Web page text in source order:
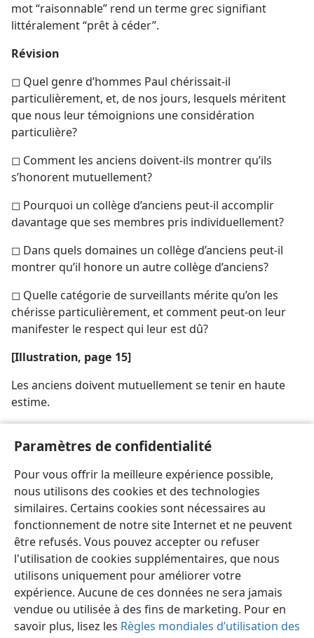
Paramètres de confidentialité
Pour vous offrir la meilleure expérience possible,
nous utilisons des cookies et des technologies
similaires. Certains cookies sont nécessaires au
fonctionnement de notre site Internet et ne peuvent
être refusés. Vous pouvez accepter ou refuser
l'utilisation de cookies supplémentaires, que nous
utilisons uniquement pour améliorer votre
expérience. Aucune de ces données ne sera jamais
vendue ou utilisée à des fins de marketing. Pour en
savoir plus, lisez les Règles mondiales d’utilisation des
mot “raisonnable” rend un terme grec signifiant
littéralement “prêt à céder”.
Révision
◻ Quel genre d’hommes Paul chérissait-il
particulièrement, et, de nos jours, lesquels méritent
que nous leur témoignions une considération
particulière?
◻ Comment les anciens doivent-ils montrer qu’ils
s’honorent mutuellement?
◻ Pourquoi un collège d’anciens peut-il accomplir
davantage que ses membres pris individuellement?
◻ Dans quels domaines un collège d’anciens peut-il
montrer qu’il honore un autre collège d’anciens?
◻ Quelle catégorie de surveillants mérite qu’on les
chérisse particulièrement, et comment peut-on leur
manifester le respect qui leur est dû?
[Illustration, page 15]
Les anciens doivent mutuellement se tenir en haute
estime.
surveillants itinérants.
Français Partager Préférences
Copyright © 2026 Watch Tower Bible and Tract Society of Pennsylvania
Conditions d’utilisation
Règles de confidentialité
Paramètres de confidentialité
JW.ORG Se connecter